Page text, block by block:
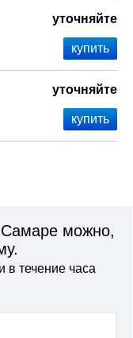
уточняйте
уточняйте
Самаре можно,
течение часа